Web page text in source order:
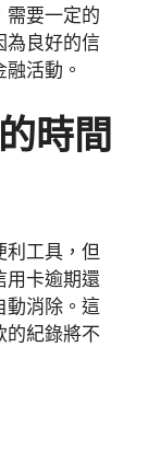
需要一定的
為良好的信
活動。
時間
利工具，但
用卡逾期還
動消除。這
的紀錄將不